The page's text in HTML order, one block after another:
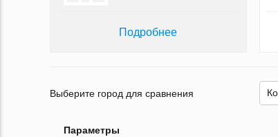
Подробнее
Выберите город для сравнения
Параметры